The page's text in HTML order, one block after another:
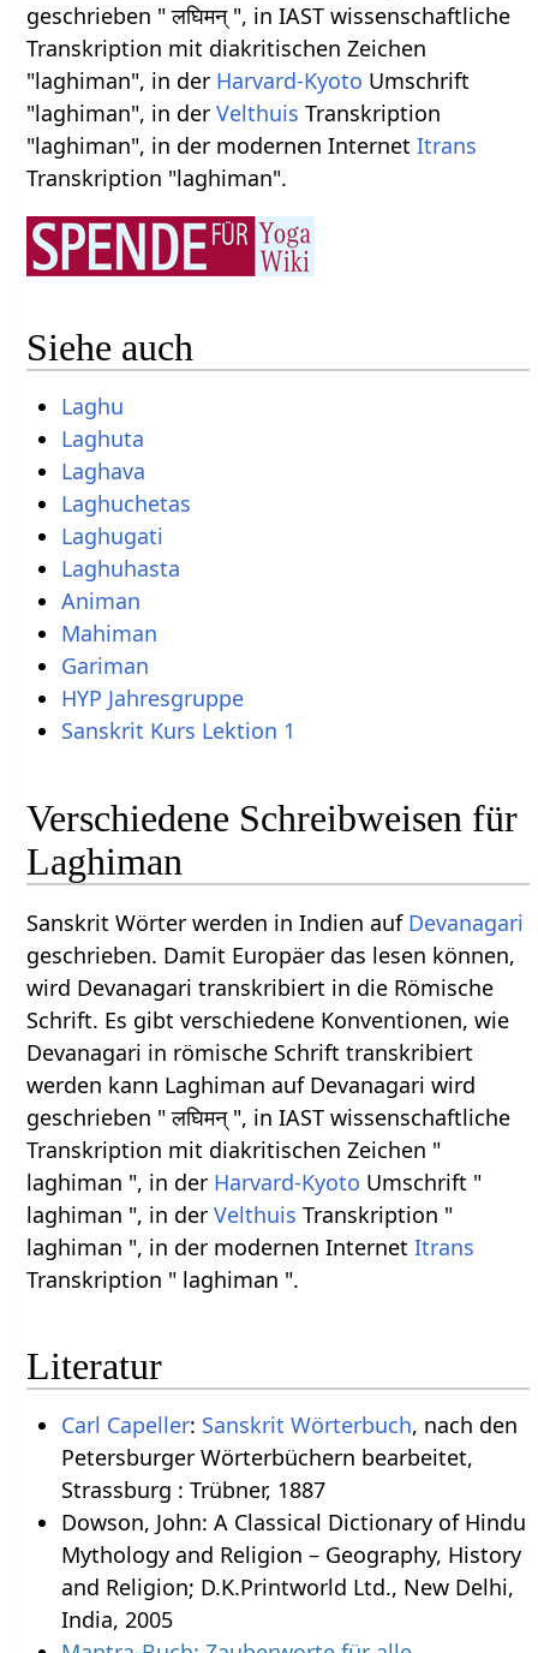
geschrieben " लघिमन् ", in IAST wissenschaftliche
Transkription mit diakritischen Zeichen
"laghiman", in der Harvard-Kyoto Umschrift
"laghiman", in derVelthuis Transkription
"laghiman", in der modernen InternetItrans
Transkription "laghiman".
Siehe auch
Laghu
Laghuta
Laghava
Laghuchetas
Laghugati
Laghuhasta
Animan
Mahiman
Gariman
HYP Jahresgruppe
Sanskrit Kurs Lektion 1
Verschiedene Schreibweisen für
Laghiman
Sanskrit Wörter werden in Indien auf Devanagari
geschrieben. Damit Europäer das lesen können,
wird Devanagari transkribiert in die Römische
Schrift. Es gibt verschiedene Konventionen, wie
Devanagari in römische Schrift transkribiert
werden kann Laghiman auf Devanagari wird
geschrieben " लघिमन् ", in IAST wissenschaftliche
Transkription mit diakritischen Zeichen "
laghiman ", in der Harvard-Kyoto Umschrift "
laghiman ", in derVelthuis Transkription "
laghiman ", in der modernen InternetItrans
Transkription " laghiman ".
Literatur
Carl Capeller: Sanskrit Wörterbuch, nach den
Petersburger Wörterbüchern bearbeitet,
Strassburg : Trübner, 1887
Dowson, John: A Classical Dictionary of Hindu
Mythology and Religion – Geography, History
and Religion; D.K.Printworld Ltd., New Delhi,
India, 2005